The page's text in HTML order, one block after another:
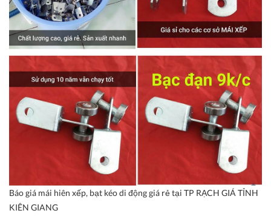
Báo giá mái hiên xếp, bạt kéo di động giá rẻ tại TP RẠCH GIÁ TỈNH
KIÊN GIANG